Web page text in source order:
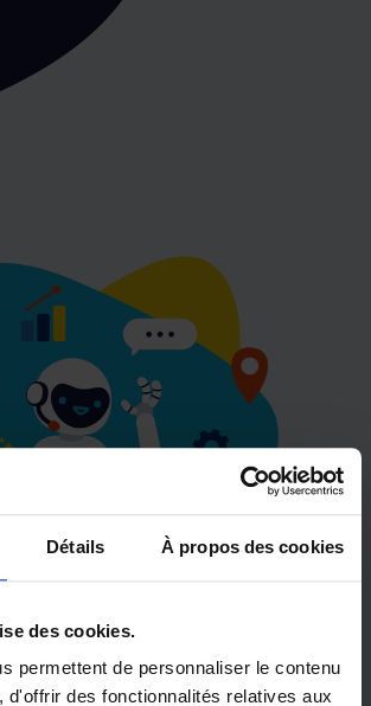
Détails À propos des cookies
des cookies.
permettent de personnaliser le contenu
d'offrir des fonctionnalités relatives aux
et gagnez un dîner
!